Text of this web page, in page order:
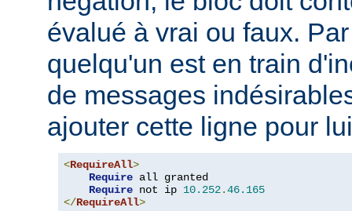
évalué à vrai ou faux.
quelqu'un est en train
de messages
ajouter cette ligne pour
<RequireAll>
Require all granted
Require not ip 10.252.46.165
</RequireAll>